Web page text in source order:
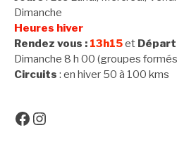
Dimanche
Heures hiver
Rendez vous : 13h15et Départ
Dimanche 8 h 00 (groupes
Circuits : en hiver 50 à 100 kms
Facebook